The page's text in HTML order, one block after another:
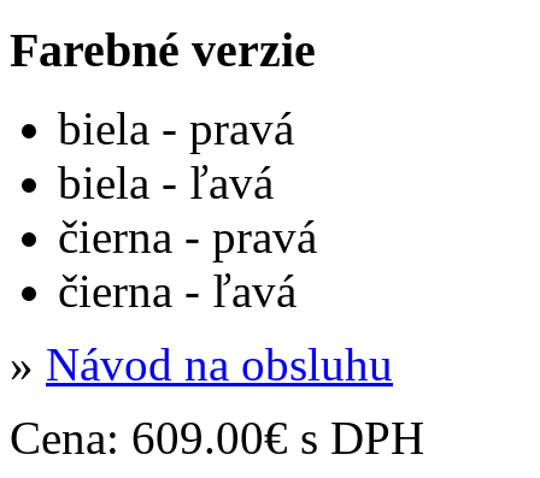
Farebné verzie
biela - pravá
biela - ľavá
čierna - pravá
čierna - ľavá
» Návod na obsluhu
Cena: 609.00€ s DPH